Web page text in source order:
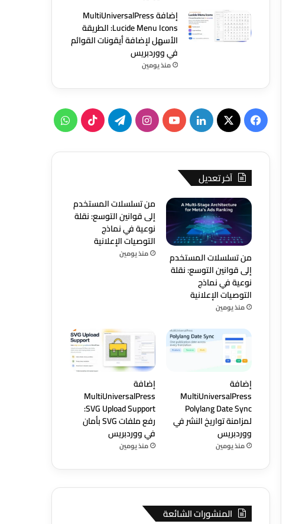
إضافة MultiUniversalPress
Lucide Menu Icons: الطريقة
الأسهل لإضافة أيقونات القوائم
في ووردبريس
منذ يومين
فيسبوك
‫X لينكدإن‫YouTubeانستقرامتيلقرام‫TikTokواتساب
آخر تعديل
من تسلسلات المستخدم
إلى قوانين التوسع: نقلة
نوعية في نماذج
التوصيات الإعلانية
منذ يومين
من تسلسلات المستخدم
إلى قوانين التوسع: نقلة
نوعية في نماذج
التوصيات الإعلانية
منذ يومين
إضافة
MultiUniversalPress
Polylang Date Sync
لمزامنة تواريخ النشر في
ووردبريس
منذ يومين
إضافة
MultiUniversalPress
SVG Upload Support:
رفع ملفات SVG بأمان
في ووردبريس
منذ يومين
المنشورات الشائعة